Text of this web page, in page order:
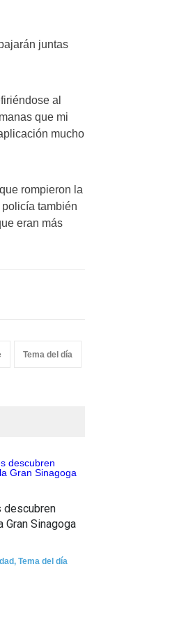
juntas
al
que mi
mucho
rompieron la
también
eran más
Tema del día
descubren
Sinagoga
, Tema del día